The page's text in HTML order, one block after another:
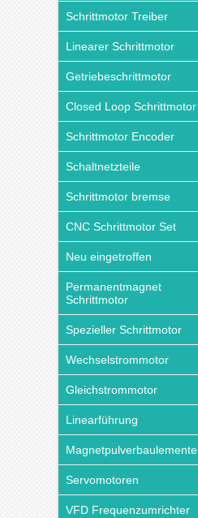
Schrittmotor Treiber
Linearer Schrittmotor
Getriebeschrittmotor
Closed Loop Schrittmotor
Schrittmotor Encoder
Schaltnetzteile
Schrittmotor bremse
CNC Schrittmotor Set
Neu eingetroffen
Permanentmagnet
Schrittmotor
Spezieller Schrittmotor
Wechselstrommotor
Gleichstrommotor
Linearführung
Magnetpulverbaulemente
Servomotoren
VFD Frequenzumrichter